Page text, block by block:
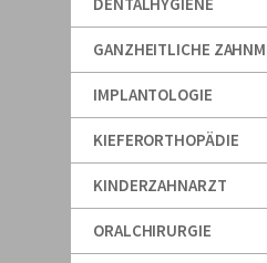
GANZHEITLICHE
IMPLANTOLOGIE
KIEFERORTHOPÄDIE
KINDERZAHNARZT
ORALCHIRURGIE